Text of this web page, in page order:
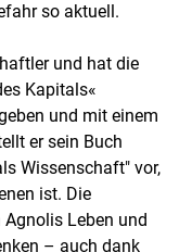
so aktuell.
und hat die
Kapitals«
und mit einem
er sein Buch
Wissenschaft" vor,
ist. Die
Leben und
– auch dank